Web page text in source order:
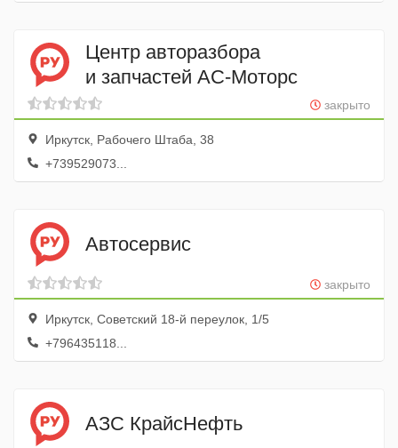
Центр авторазбора
и запчастей АС-Моторс
закрыто
Иркутск, Рабочего Штаба, 38
+739529073...
Автосервис
закрыто
Иркутск, Советский 18-й переулок, 1/5
+796435118...
АЗС КрайсНефть